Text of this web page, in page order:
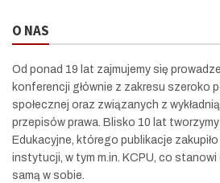
O NAS
Od ponad 19 lat zajmujemy się
konferencji głównie z zakresu szeroko
społecznej oraz związanych z
przepisów prawa. Blisko 10 lat
Edukacyjne, którego publikacje
instytucji, w tym m.in. KCPU, co stanowi
samą w sobie.